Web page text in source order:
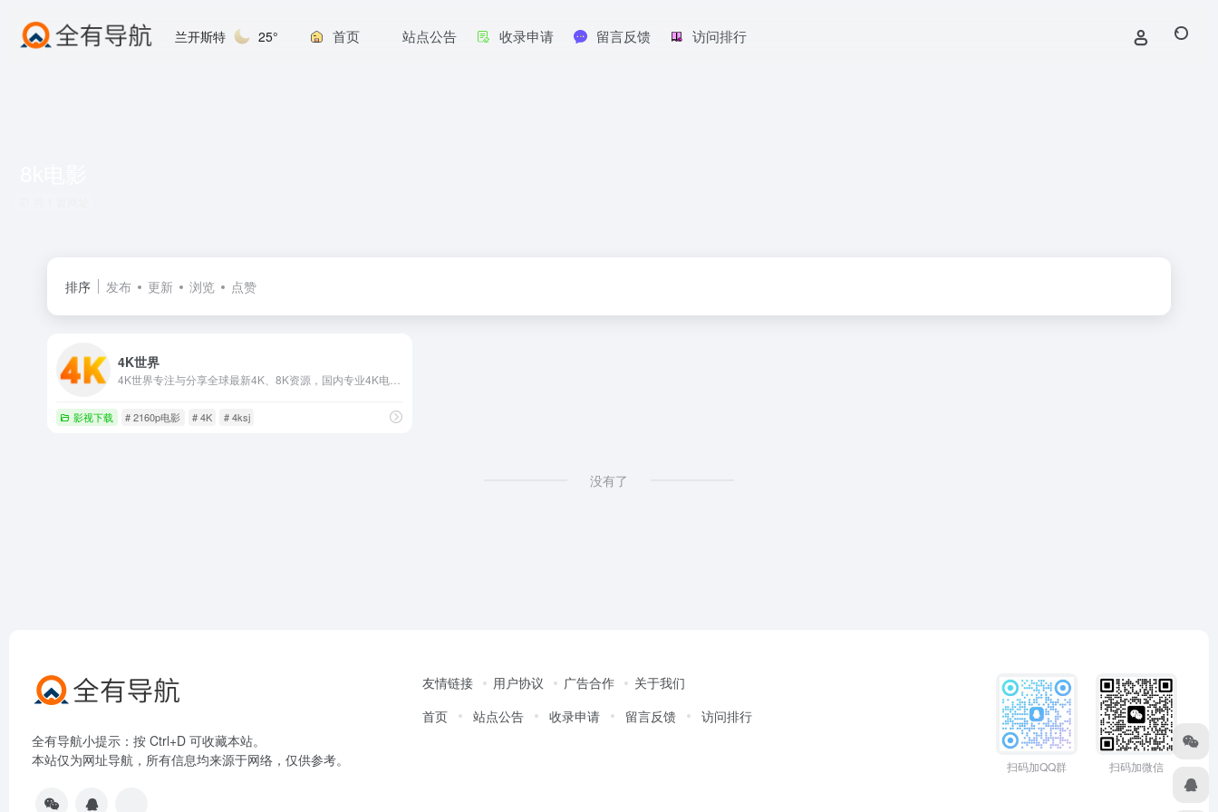
兰开斯特 25° 首页 站点公告 收录申请 留言反馈 访问排行
排序 发布 更新 浏览 点赞
4K世界
影视下载 # 2160p电影 # 4K # 4ksj
没有了
全有导航小提示：按 Ctrl+D 可收藏本站。
本站仅为网址导航，所有信息均来源于网络，仅供参考。
友情链接 用户协议 广告合作
关于我们
首页
站点公告 收录申请 留言反馈 访问排行
扫码加QQ群 扫码加微信